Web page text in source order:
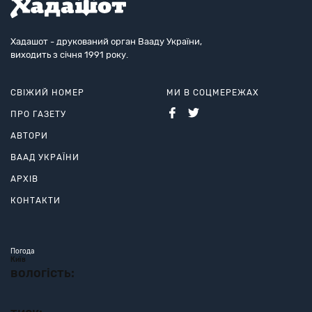
Хадашот - друкований орган Вааду України,
виходить з січня 1991 року.
СВІЖИЙ НОМЕР
ПРО ГАЗЕТУ
АВТОРИ
ВААД УКРАЇНИ
АРХІВ
КОНТАКТИ
МИ В СОЦМЕРЕЖАХ
Погода
Київ
вологість: